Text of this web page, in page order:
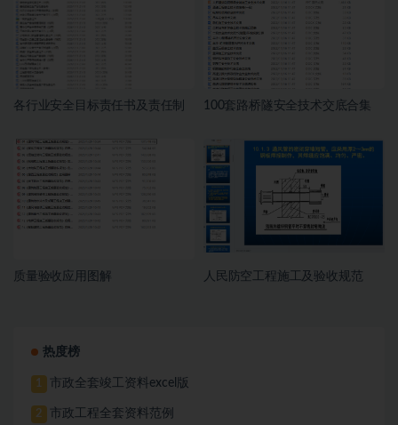
各行业安全目标责任书及责任制 100套路桥隧安全技术交底合集
质量验收应用图解 人民防空工程施工及验收规范
热度榜
1 市政全套竣工资料excel版
2 市政工程全套资料范例